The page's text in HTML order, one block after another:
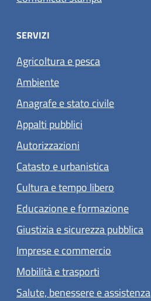
SERVIZI
Agricoltura e pesca
Ambiente
Anagrafe e stato civile
Appalti pubblici
Autorizzazioni
Catasto e urbanistica
Cultura e tempo libero
Educazione e formazione
Giustizia e sicurezza pubblica
Imprese e commercio
Mobilità e trasporti
Salute, benessere e assistenza